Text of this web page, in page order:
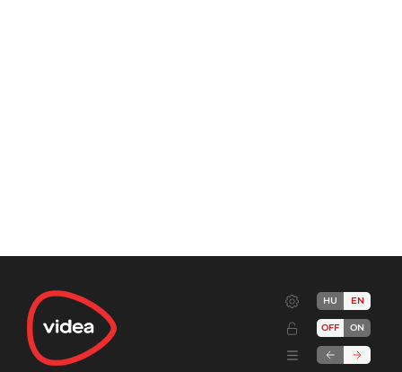
HU EN
OFF ON